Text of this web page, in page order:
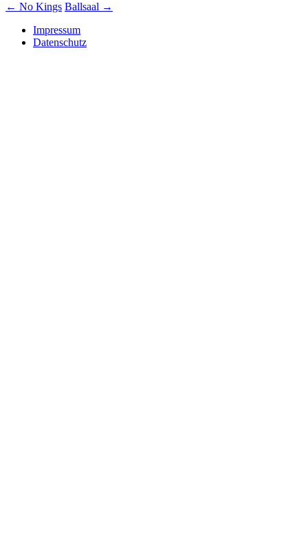
Beitrags-
Navigation
← No Kings Ballsaal →
Impressum
Datenschutz